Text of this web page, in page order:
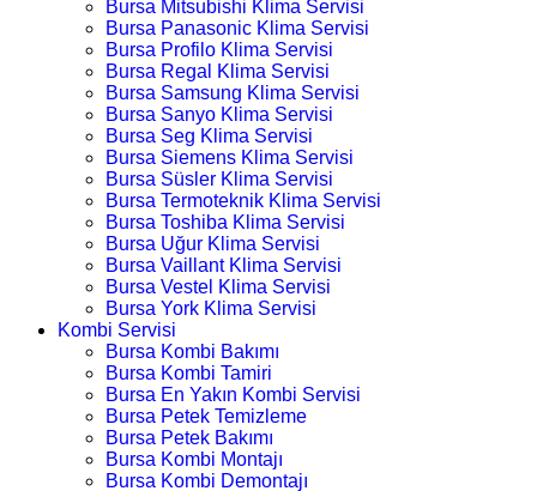
Bursa Mitsubishi Klima Servisi
Bursa Panasonic Klima Servisi
Bursa Profilo Klima Servisi
Bursa Regal Klima Servisi
Bursa Samsung Klima Servisi
Bursa Sanyo Klima Servisi
Bursa Seg Klima Servisi
Bursa Siemens Klima Servisi
Bursa Süsler Klima Servisi
Bursa Termoteknik Klima Servisi
Bursa Toshiba Klima Servisi
Bursa Uğur Klima Servisi
Bursa Vaillant Klima Servisi
Bursa Vestel Klima Servisi
Bursa York Klima Servisi
Kombi Servisi
Bursa Kombi Bakımı
Bursa Kombi Tamiri
Bursa En Yakın Kombi Servisi
Bursa Petek Temizleme
Bursa Petek Bakımı
Bursa Kombi Montajı
Bursa Kombi Demontajı